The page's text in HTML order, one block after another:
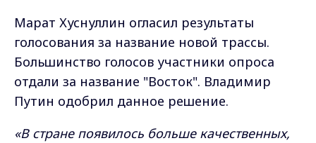
Марат Хуснуллин огласил результаты
голосования за название новой трассы.
Большинство голосов участники опроса
отдали за название "Восток". Владимир
Путин одобрил данное решение.
«В стране появилось больше качественных,